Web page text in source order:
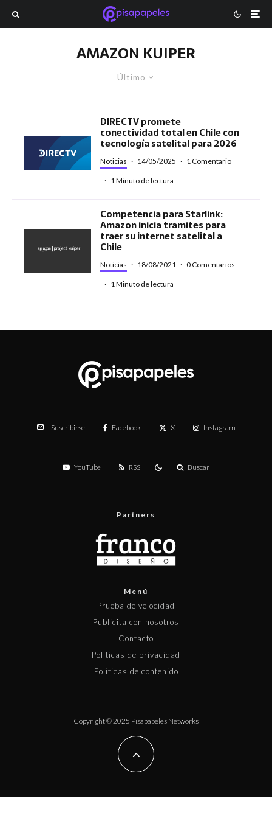
AMAZON KUIPER
Último
DIRECTV promete
conectividad total en Chile con
tecnología satelital para 2026
Noticias · 14/05/2025 · 1 Comentario
· 1 Minuto de lectura
Competencia para Starlink:
Amazon inicia tramites para
traer su internet satelital a
Chile
Noticias · 18/08/2021 · 0 Comentarios
· 1 Minuto de lectura
Suscribirse Facebook X Instagram
YouTube RSS Buscar
Partners
Menú
Prueba de velocidad
Publicita con nosotros
Contacto
Políticas de privacidad
Políticas de contenido
Copyright © 2025 Pisapapeles Networks